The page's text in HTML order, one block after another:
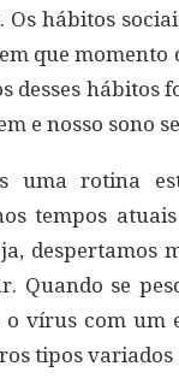
Os hábitos
que momento
desses hábitos
e nosso sono
uma rotina
tempos
despertamos
Quando se
o vírus com um
tipos